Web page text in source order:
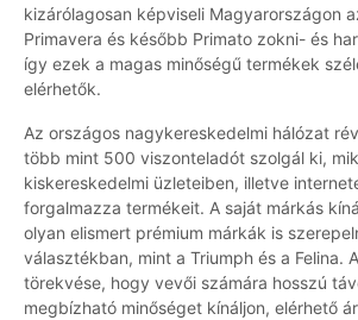
kizárólagosan képviseli Magyarországon
Primavera és később Primato zokni- és
így ezek a magas minőségű termékek
elérhetők.
Az országos nagykereskedelmi hálózat
több mint 500 viszonteladót szolgál ki,
kiskereskedelmi üzleteiben, illetve
forgalmazza termékeit. A saját márkás
olyan elismert prémium márkák is
választékban, mint a Triumph és a Felina.
törekvése, hogy vevői számára hosszú
megbízható minőséget kínáljon, elérhető